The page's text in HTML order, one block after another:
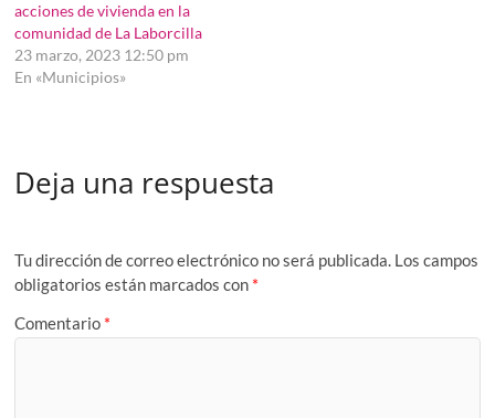
acciones de vivienda en la
comunidad de La Laborcilla
23 marzo, 2023 12:50 pm
En «Municipios»
Deja una respuesta
Tu dirección de correo electrónico no será publicada. Los campos
obligatorios están marcados con *
Comentario *